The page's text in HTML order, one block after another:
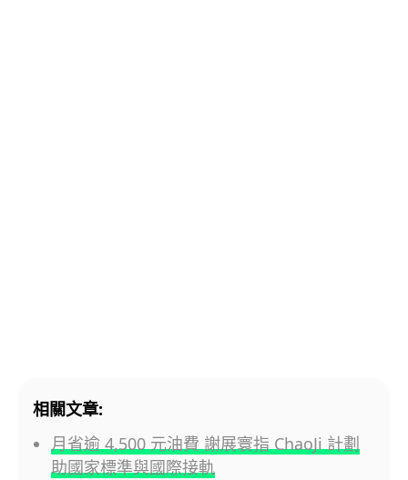
相關文章:
月省逾 4,500 元油費 謝展寰指 ChaoJi 計劃
助國家標準與國際接軌